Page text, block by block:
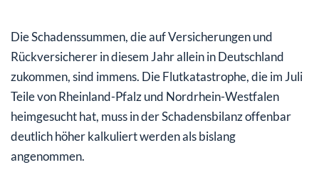
Kommt mit der Ampelkoalition die Pflichtversicherung
gegen Elementarschäden?
Rückversicherer rechnen mit steigenden Tarifen
Hannover Rück Aktie seit Jahresbeginn deutlich im Plus
Die Schadenssummen, die auf Versicherungen und
Rückversicherer in diesem Jahr allein in Deutschland
zukommen, sind immens. Die Flutkatastrophe, die im Juli
Teile von Rheinland-Pfalz und Nordrhein-Westfalen
heimgesucht hat, muss in der Schadensbilanz offenbar
deutlich höher kalkuliert werden als bislang
angenommen.